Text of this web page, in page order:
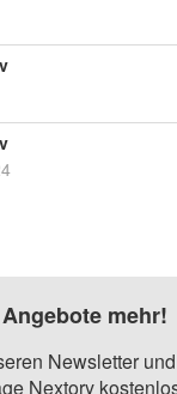
mehr!
Newsletter
Nextory